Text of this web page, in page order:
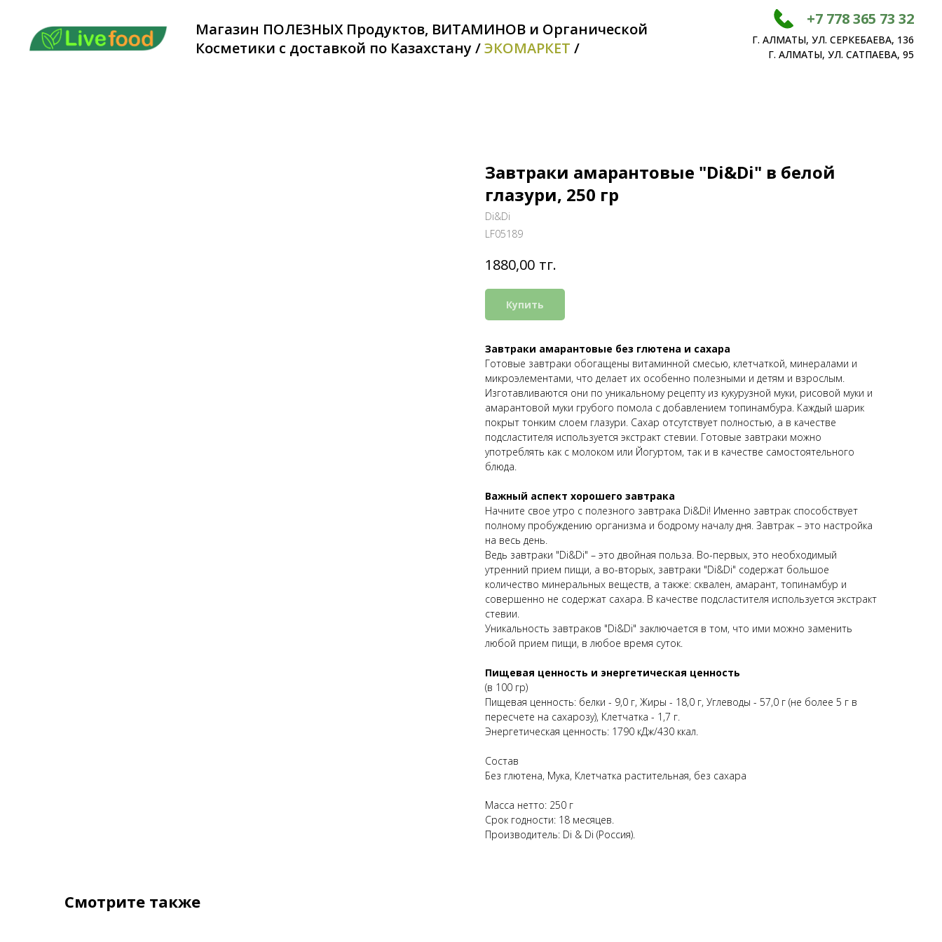
Магазин ПОЛЕЗНЫХ Продуктов, ВИТАМИНОВ и Органической
Косметики с доставкой по Казахстану /ЭКОМАРКЕТ /
+7 778 365 73 32
Г. АЛМАТЫ, УЛ. СЕРКЕБАЕВА, 136
Г. АЛМАТЫ, УЛ. САТПАЕВА, 95
Завтраки амарантовые "Di&Di" в белой
глазури, 250 гр
Di&Di
LF05189
1880,00 тг.
Купить
Завтраки амарантовые без глютена и сахара
Готовые завтраки обогащены витаминной смесью, клетчаткой, минералами и
микроэлементами, что делает их особенно полезными и детям и взрослым.
Изготавливаются они по уникальному рецепту из кукурузной муки, рисовой муки и
амарантовой муки грубого помола с добавлением топинамбура. Каждый шарик
покрыт тонким слоем глазури. Сахар отсутствует полностью, а в качестве
подсластителя используется экстракт стевии. Готовые завтраки можно
употреблять как с молоком или Йогуртом, так и в качестве самостоятельного
блюда.
Важный аспект хорошего завтрака
Начните свое утро с полезного завтрака Di&Di! Именно завтрак способствует
полному пробуждению организма и бодрому началу дня. Завтрак – это настройка
на весь день.
Ведь завтраки "Di&Di" – это двойная польза. Во-первых, это необходимый
утренний прием пищи, а во-вторых, завтраки "Di&Di" содержат большое
количество минеральных веществ, а также: сквален, амарант, топинамбур и
совершенно не содержат сахара. В качестве подсластителя используется экстракт
стевии.
Уникальность завтраков "Di&Di" заключается в том, что ими можно заменить
любой прием пищи, в любое время суток.
Пищевая ценность и энергетическая ценность
(в 100 гр)
Пищевая ценность: белки - 9,0 г, Жиры - 18,0 г, Углеводы - 57,0 г (не более 5 г в
пересчете на сахарозу), Клетчатка - 1,7 г.
Энергетическая ценность: 1790 кДж/430 ккал.
Состав
Без глютена, Мука, Клетчатка растительная, без сахара
Масса нетто: 250 г
Срок годности: 18 месяцев.
Производитель: Di & Di (Россия).
Смотрите также